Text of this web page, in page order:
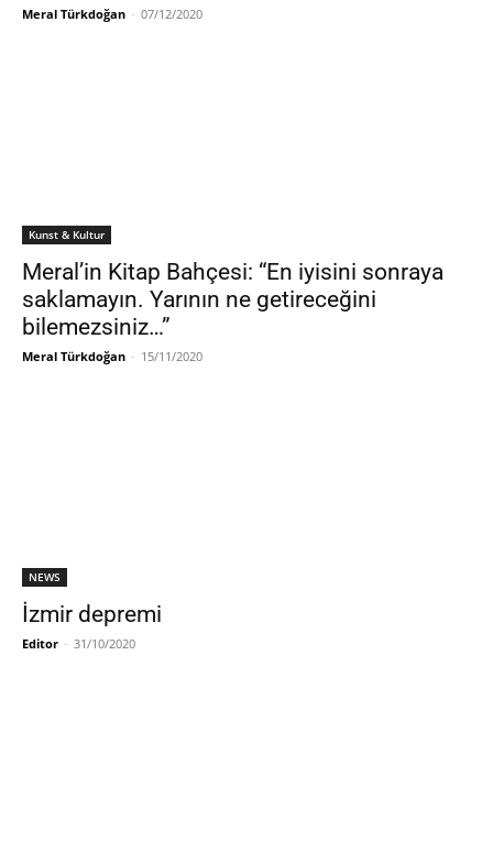
Meral Türkdoğan - 07/12/2020
Kunst & Kultur
Meral’in Kitap Bahçesi: “En iyisini sonraya
saklamayın. Yarının ne getireceğini
bilemezsiniz…”
Meral Türkdoğan - 15/11/2020
NEWS
İzmir depremi
Editor - 31/10/2020